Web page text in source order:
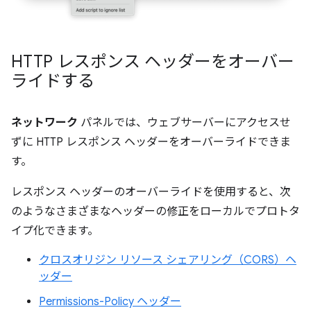
HTTP レスポンス ヘッダーをオーバー
ライドする
ネットワーク パネルでは、ウェブサーバーにアクセスせ
ずに HTTP レスポンス ヘッダーをオーバーライドできま
す。
レスポンス ヘッダーのオーバーライドを使用すると、次
のようなさまざまなヘッダーの修正をローカルでプロトタ
イプ化できます。
クロスオリジン リソース シェアリング（CORS）ヘ
ッダー
Permissions-Policy ヘッダー